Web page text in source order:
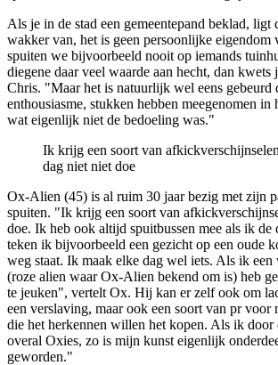
Als je in de stad een gemeentepand beklad, ligt
wakker van, het is geen persoonlijke eigendom
spuiten we bijvoorbeeld nooit op iemands
diegene daar veel waarde aan hecht, dan kwets
Chris. "Maar het is natuurlijk wel eens gebeurd
enthousiasme, stukken hebben meegenomen in
wat eigenlijk niet de bedoeling was."
Ik krijg een soort van
dag niet niet doe
Ox-Alien (45) is al ruim 30 jaar bezig met zijn
spuiten. "Ik krijg een soort van
doe. Ik heb ook altijd spuitbussen mee als ik de
teken ik bijvoorbeeld een gezicht op een oude
weg staat. Ik maak elke dag wel iets. Als ik een
(roze alien waar Ox-Alien bekend om is) heb
te jeuken", vertelt Ox. Hij kan er zelf ook om
een verslaving, maar ook een soort van pr voor
die het herkennen willen het kopen. Als ik door
overal Oxies, zo is mijn kunst eigenlijk
geworden."